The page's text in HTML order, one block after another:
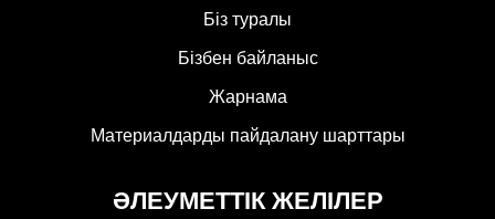
Біз туралы
Бізбен байланыс
Жарнама
Материалдарды пайдалану шарттары
ӘЛЕУМЕТТІК ЖЕЛІЛЕР